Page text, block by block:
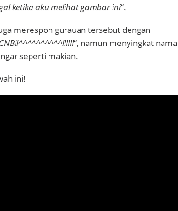
ketika aku melihat gambar ini“.
merespon gurauan tersebut dengan
“, namun menyingkat nama
seperti makian.
ini!